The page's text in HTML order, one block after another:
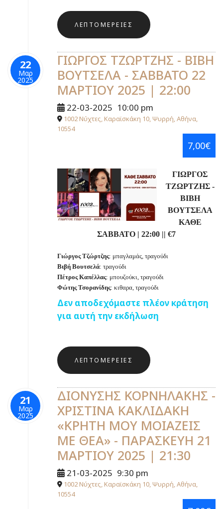
ΛΕΠΤΟΜΈΡΕΙΕΣ
22
Μαρ
2025
ΓΙΩΡΓΟΣ ΤΖΩΡΤΖΗΣ - ΒΙΒΗ
ΒΟΥΤΣΕΛΑ - ΣΑΒΒΑΤΟ 22
ΜΑΡΤΙΟΥ 2025 | 22:00
22-03-2025 10:00 pm
1002 Νύχτες, Καραϊσκάκη 10, Ψυρρή, Αθήνα,
10554
7,00€
ΓΙΩΡΓΟΣ
ΤΖΩΡΤΖΗΣ -
ΒΙΒΗ
ΒΟΥΤΣΕΛΑ
ΚΑΘΕ
ΣΑΒΒΑΤΟ | 22:00 || €7
Γιώργος Τζώρτζης: μπαγλαμάς, τραγούδι
Βιβή Βουτσελά: τραγούδι
Πέτρος Καπέλλας: μπουζούκι, τραγούδι
Φώτης Τσορανίδης: κιθαρα, τραγούδι
Δεν αποδεχόμαστε πλέον κράτηση
για αυτή την εκδήλωση
ΛΕΠΤΟΜΈΡΕΙΕΣ
21
Μαρ
2025
ΔΙΟΝΥΣΗΣ ΚΟΡΝΗΛΑΚΗΣ -
ΧΡΙΣΤΙΝΑ ΚΑΚΛΙΔΑΚΗ
«ΚΡΗΤΗ ΜΟΥ ΜΟΙΑΖΕΙΣ
ΜΕ ΘΕΑ» - ΠΑΡΑΣΚΕΥΗ 21
ΜΑΡΤΙΟΥ 2025 | 21:30
21-03-2025 9:30 pm
1002 Νύχτες, Καραϊσκάκη 10, Ψυρρή, Αθήνα,
10554